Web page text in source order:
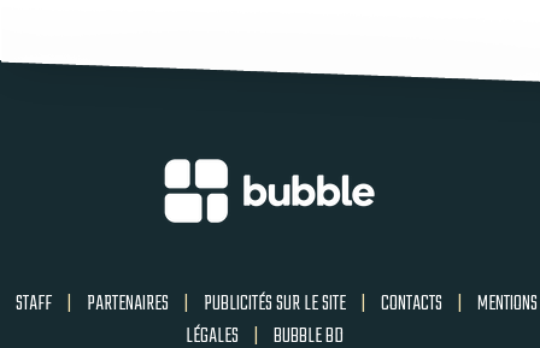
STAFF | PARTENAIRES | PUBLICITÉS SUR LE SITE | CONTACTS | MENTIONS
LÉGALES | BUBBLE BD